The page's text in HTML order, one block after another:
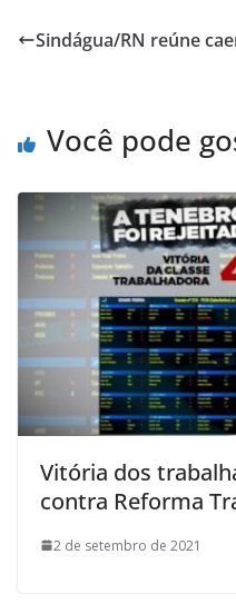
Sindágua/RN reúne
Você pode
Vitória dos
contra Reforma
2 de setembro de 2021